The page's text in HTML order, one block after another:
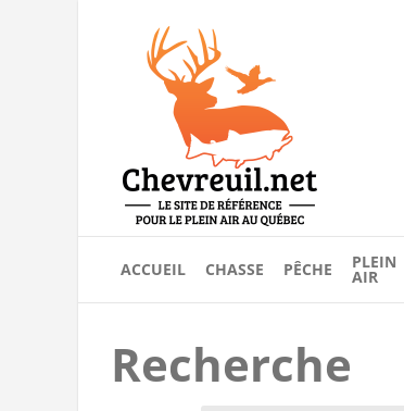
ACCUEIL CHASSE PÊCHE PLEIN
AIR
Recherche